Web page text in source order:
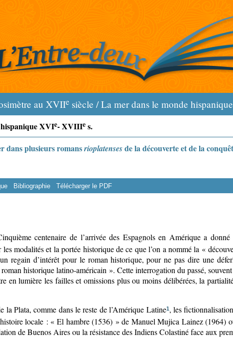
au XVIIe siècle / La mer dans le monde
hispanique XVIe- XVIIIe s.
dans plusieurs romansrioplatensesde la découverte et de la
Bibliographie Télécharger le PDF
centenaire de l’arrivée des Espagnols en Amérique a
modalités et la portée historique de ce que l’on a nommé la «
regain d’intérêt pour le roman historique, pour ne pas dire une
historique latino-américain ». Cette interrogation du passé,
en lumière les failles et omissions plus ou moins délibérées, la
Plata, comme dans le reste de l’Amérique Latine1, les
locale : « El hambre (1536) » de Manuel Mujica Lainez (1964)
de Buenos Aires ou la résistance des Indiens Colastiné face aux